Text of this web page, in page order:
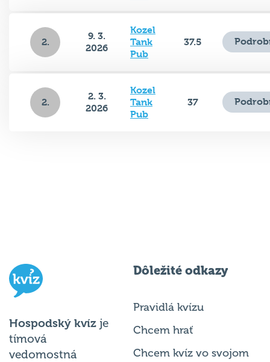
2.
9. 3.
2026
Kozel
Tank
Pub
37.5
2.
2. 3.
2026
Kozel
Tank
Pub
37
Hospodský kvíz je
tímová
vedomostná
Dôležité odkazy
Pravidlá kvízu
Chcem hrať
Chcem kvíz vo svojom